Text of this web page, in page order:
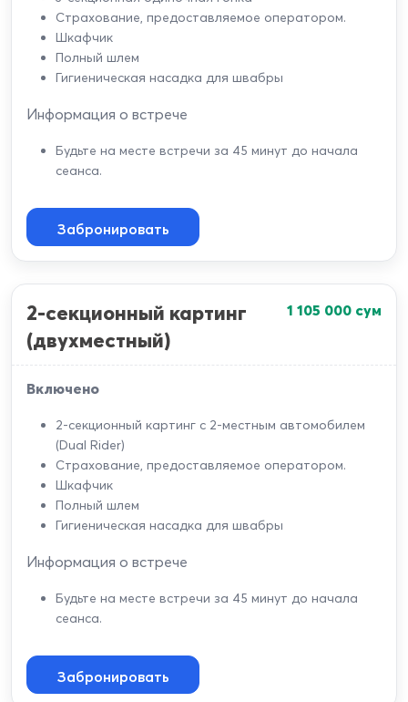
Страхование, предоставляемое оператором.
Шкафчик
Полный шлем
Гигиеническая насадка для швабры
Информация о встрече
Будьте на месте встречи за 45 минут до начала
сеанса.
Забронировать
2-секционный картинг
(двухместный)
1 105 000 сум
Включено
2-секционный картинг с 2-местным автомобилем
(Dual Rider)
Страхование, предоставляемое оператором.
Шкафчик
Полный шлем
Гигиеническая насадка для швабры
Информация о встрече
Будьте на месте встречи за 45 минут до начала
сеанса.
Забронировать